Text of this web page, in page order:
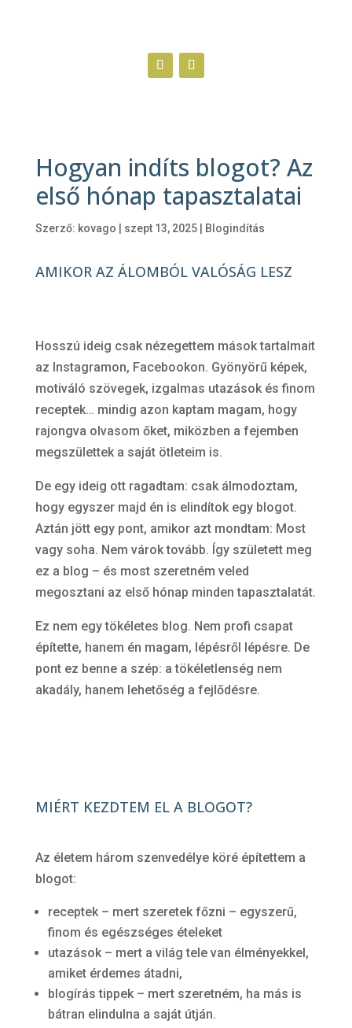
Hogyan indíts blogot? Az
első hónap tapasztalatai
Szerző: kovago szept 13, 2025| Blogindítás
AMIKOR AZ ÁLOMBÓL VALÓSÁG LESZ
Hosszú ideig csak nézegettem mások tartalmait
az Instagramon, Facebookon. Gyönyörű képek,
motiváló szövegek, izgalmas utazások és finom
receptek… mindig azon kaptam magam, hogy
rajongva olvasom őket, miközben a fejemben
megszülettek a saját ötleteim is.
De egy ideig ott ragadtam: csak álmodoztam,
hogy egyszer majd én is elindítok egy blogot.
Aztán jött egy pont, amikor azt mondtam: Most
vagy soha. Nem várok tovább. Így született meg
ez a blog – és most szeretném veled
megosztani az első hónap minden tapasztalatát.
Ez nem egy tökéletes blog. Nem profi csapat
építette, hanem én magam, lépésről lépésre. De
pont ez benne a szép: a tökéletlenség nem
akadály, hanem lehetőség a fejlődésre.
MIÉRT KEZDTEM EL A BLOGOT?
Az életem három szenvedélye köré építettem a
blogot:
receptek – mert szeretek főzni – egyszerű,
finom és egészséges ételeket
utazások – mert a világ tele van élményekkel,
amiket érdemes átadni,
blogírás tippek – mert szeretném, ha más is
bátran elindulna a saját útján.